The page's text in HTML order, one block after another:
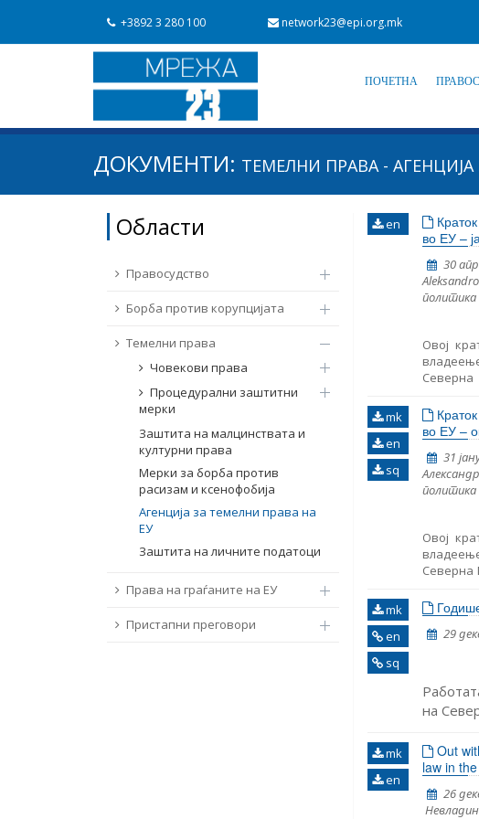
+3892 3 280 100 network23@epi.org.mk
ПОЧЕТНА
Барај документи
Јазик
ДОКУМЕНТИ: ТЕМЕЛНИ ПРАВА -
Области
Правосудство
Борба против корупцијата
Темелни права
Човекови права
Процедурални заштитни
мерки
Заштита на малцинствата и
културни права
Мерки за борба против
расизам и ксенофобија
Агенција за темелни права на
ЕУ
Заштита на личните податоци
Права на граѓаните на ЕУ
Пристапни преговори
en
во ЕУ –
30
политика
Овој
Северна
него
mk
en
sq
во ЕУ –
31
политика
Овој
Северна
Во
mk
en
sq
29
на
mk
en
Out
law in
26